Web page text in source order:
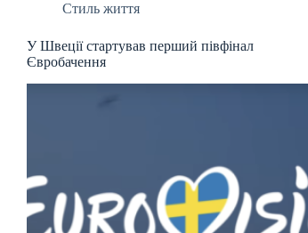
Стиль життя
У Швеції стартував перший півфінал
Євробачення